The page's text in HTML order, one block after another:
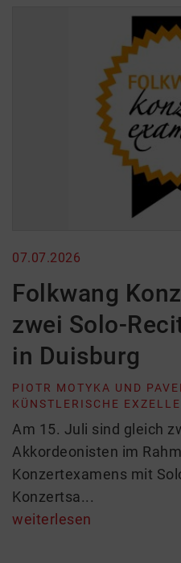
07.07.2026
Folkwang
zwei Solo-
in Duisburg
PIOTR MOTYKA UND
KÜNSTLERISCHE
Am 15. Juli sind gleich
Akkordeonisten im
Konzertexamens mit
Konzertsa...
weiterlesen